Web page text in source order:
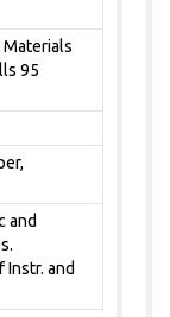
Materials
95
and
Instr. and